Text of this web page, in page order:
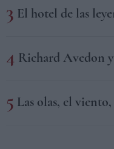
El hotel de las
Richard Avedon
Las olas, el